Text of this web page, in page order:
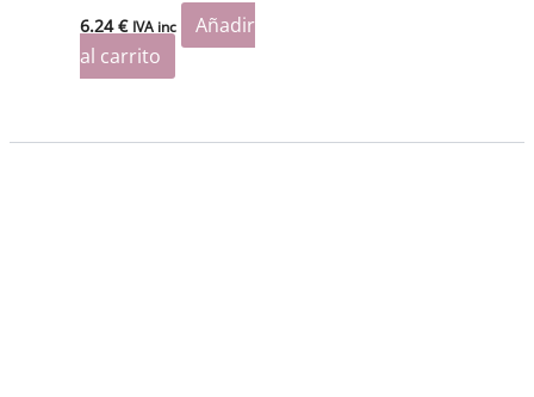
6.24€ IVA inc
Añadir
al carrito